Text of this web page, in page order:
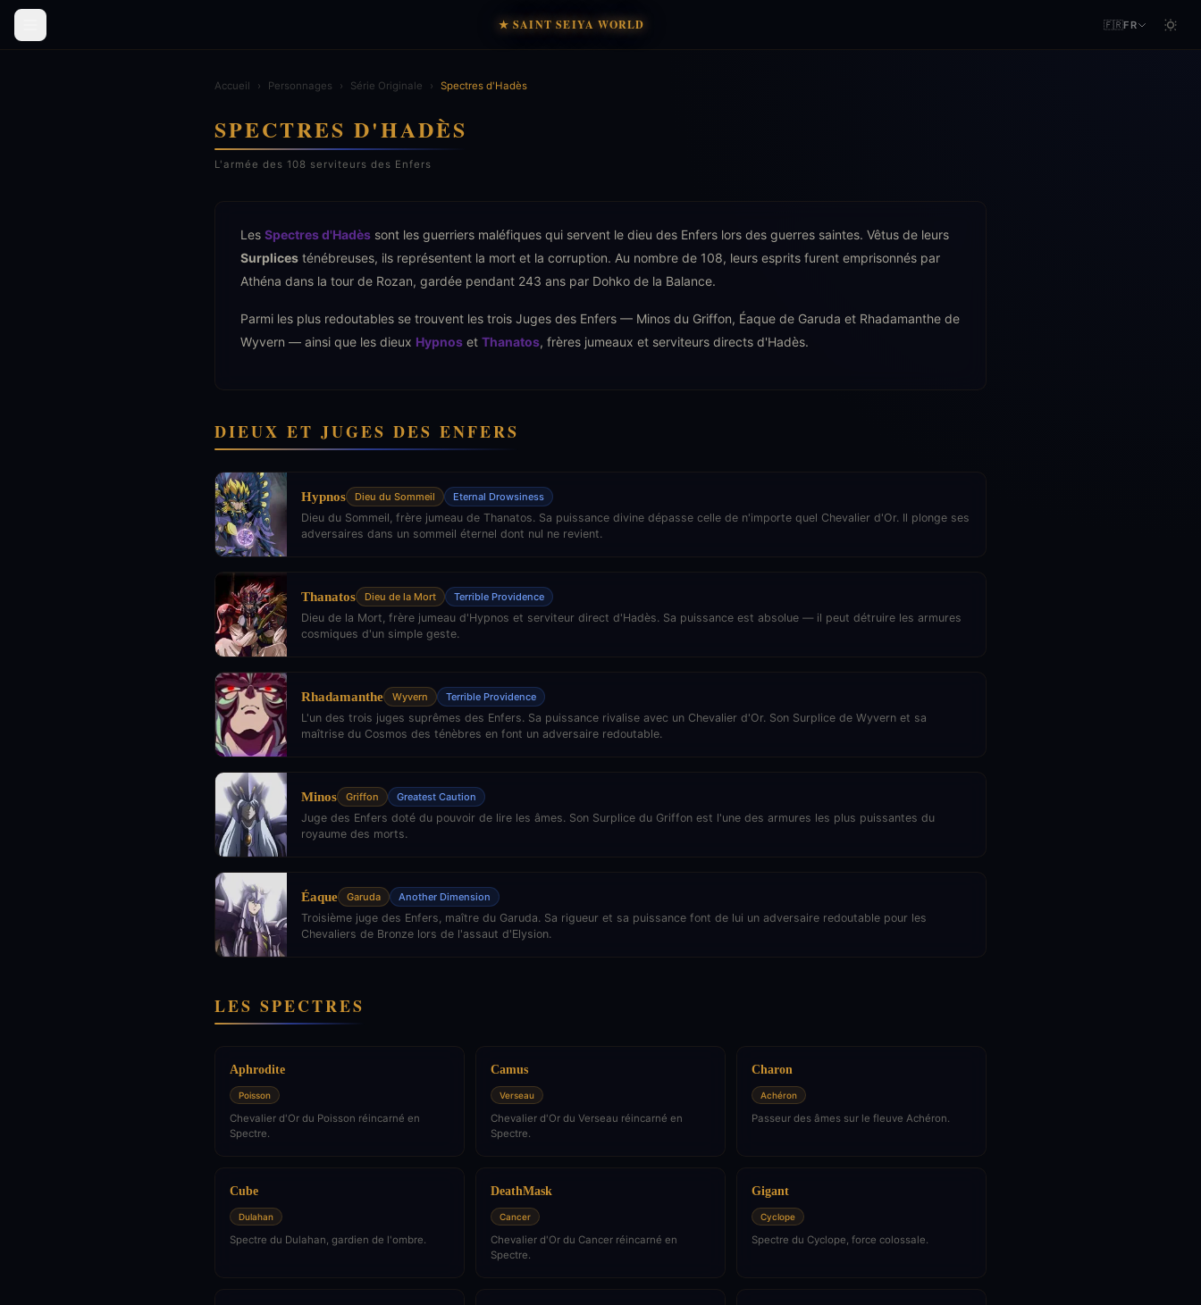
★ SAINT SEIYA WORLD 🇫🇷FR
Accueil › Personnages › Série Originale › Spectres d'Hadès
SPECTRES D'HADÈS
L'armée des 108 serviteurs des Enfers
Les Spectres d'Hadès sont les guerriers maléfiques qui servent le dieu des Enfers lors des guerres saintes. Vêtus de leurs
Surplices ténébreuses, ils représentent la mort et la corruption. Au nombre de 108, leurs esprits furent emprisonnés par
Athéna dans la tour de Rozan, gardée pendant 243 ans par Dohko de la Balance.
Parmi les plus redoutables se trouvent les trois Juges des Enfers — Minos du Griffon, Éaque de Garuda et Rhadamanthe de
Wyvern — ainsi que les dieux Hypnos et Thanatos, frères jumeaux et serviteurs directs d'Hadès.
DIEUX ET JUGES DES ENFERS
Hypnos Dieu du Sommeil Eternal Drowsiness
Dieu du Sommeil, frère jumeau de Thanatos. Sa puissance divine dépasse celle de n'importe quel Chevalier d'Or. Il plonge ses
adversaires dans un sommeil éternel dont nul ne revient.
Thanatos Dieu de la Mort Terrible Providence
Dieu de la Mort, frère jumeau d'Hypnos et serviteur direct d'Hadès. Sa puissance est absolue — il peut détruire les armures
cosmiques d'un simple geste.
Rhadamanthe Wyvern Terrible Providence
L'un des trois juges suprêmes des Enfers. Sa puissance rivalise avec un Chevalier d'Or. Son Surplice de Wyvern et sa
maîtrise du Cosmos des ténèbres en font un adversaire redoutable.
Minos Griffon Greatest Caution
Juge des Enfers doté du pouvoir de lire les âmes. Son Surplice du Griffon est l'une des armures les plus puissantes du
royaume des morts.
Éaque Garuda Another Dimension
Troisième juge des Enfers, maître du Garuda. Sa rigueur et sa puissance font de lui un adversaire redoutable pour les
Chevaliers de Bronze lors de l'assaut d'Elysion.
LES SPECTRES
Aphrodite
Poisson
Chevalier d'Or du Poisson réincarné en
Spectre.
Camus
Verseau
Chevalier d'Or du Verseau réincarné en
Spectre.
Charon
Achéron
Passeur des âmes sur le fleuve Achéron.
Cube
Dulahan
Spectre du Dulahan, gardien de l'ombre.
DeathMask
Cancer
Chevalier d'Or du Cancer réincarné en
Spectre.
Gigant
Cyclope
Spectre du Cyclope, force colossale.